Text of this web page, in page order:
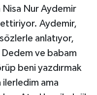
Nur Aydemir
ettiriyor. Aydemir,
anlatıyor,
Dedem ve babam
beni yazdırmak
ama